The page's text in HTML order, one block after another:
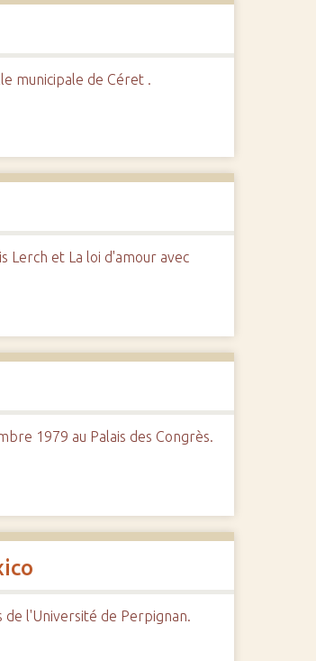
municipale de Céret .
Lerch et La loi d'amour avec
1979 au Palais des Congrès.
de l'Université de Perpignan.